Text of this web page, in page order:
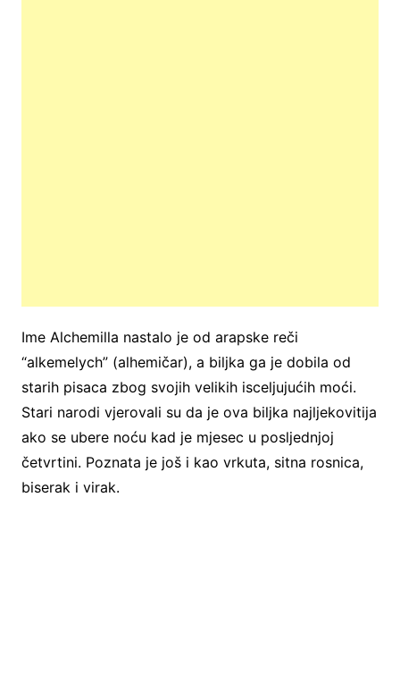
Ime Alchemilla nastalo je od arapske reči
“alkemelych” (alhemičar), a biljka ga je dobila od
starih pisaca zbog svojih velikih isceljujućih moći.
Stari narodi vjerovali su da je ova biljka najljekovitija
ako se ubere noću kad je mjesec u posljednjoj
četvrtini. Poznata je još i kao vrkuta, sitna rosnica,
biserak i virak.